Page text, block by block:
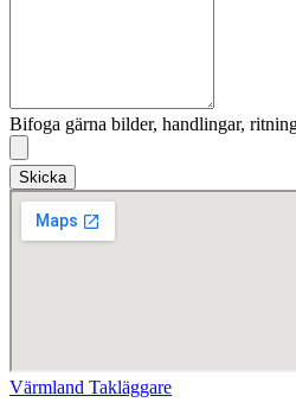
Bifoga gärna bilder, handlingar,
Skicka
Värmland Takläggare